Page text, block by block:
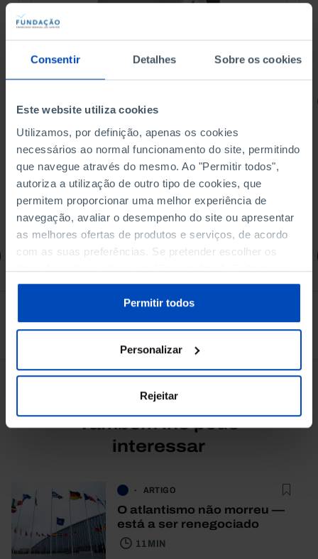
Consentir Detalhes Sobre os cookies
Este website utiliza cookies
Utilizamos, por definição, apenas os cookies
necessários ao normal funcionamento do site, permitindo
que navegue através do mesmo. Ao "Permitir todos",
autoriza a utilização de outro tipo de cookies, que
permitem proporcionar uma melhor experiência de
navegação, avaliar o desempenho do site ou apresentar
as melhores ofertas de produtos e serviços, de acordo
com as suas preferências. Se pretender escolher os
tipos de cookies, clique em "Personalizar". Saiba mais
sobre cookies através da gestão de preferências ou da
Política de Cookies.
Permitir todos
Personalizar
Rejeitar
Promessas do Futebol
4,50 € 5,00 € -10%
Comprar
Ver todos
Também lhe pode
interessar
ARTIGO
O atlantismo não morreu —
está a ser renegociado
11 MIN